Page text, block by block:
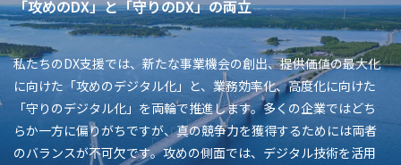
「攻めのDX」と「守りのDX」の両立
私たちのDX支援では、新たな事業機会の創出、提供価値の最大化
に向けた「攻めのデジタル化」と、業務効率化、高度化に向けた
「守りのデジタル化」を両輪で推進します。多くの企業ではどち
らか一方に偏りがちですが、真の競争力を獲得するためには両者
のバランスが不可欠です。攻めの側面では、デジタル技術を活用